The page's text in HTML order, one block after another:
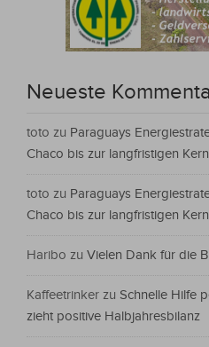
Neueste
toto zu Paraguays
Chaco bis zur langfristigen
toto zu Paraguays
Chaco bis zur langfristigen
Haribo zu Vielen Dank für die
Kaffeetrinker zu Schnelle Hilfe
zieht positive Halbjahresbilanz